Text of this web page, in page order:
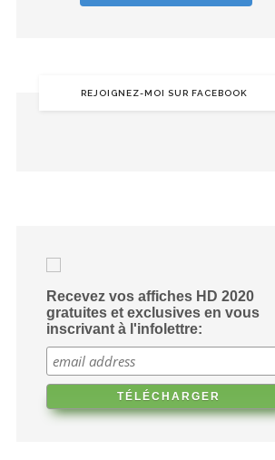
REJOIGNEZ-MOI SUR FACEBOOK
Recevez vos affiches HD 2020
gratuites et exclusives en vous
inscrivant à l'infolettre: